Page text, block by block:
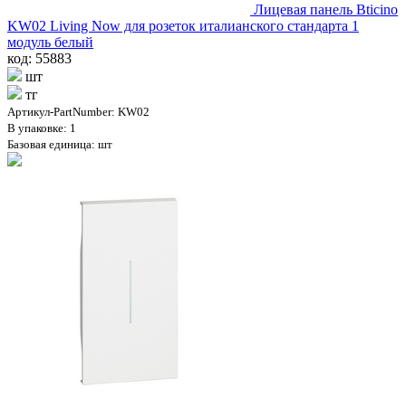
Лицевая панель Bticino
KW02 Living Now для розеток италианского стандарта 1
модуль белый
код: 55883
шт
тг
Артикул-PartNumber: KW02
В упаковке: 1
Базовая единица: шт